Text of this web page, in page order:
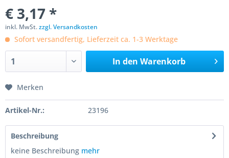
€ 3,17 *
inkl. MwSt.zzgl. Versandkosten
Sofort versandfertig, Lieferzeit ca. 1-3 Werktage
In den Warenkorb
Merken
Artikel-Nr.: 23196
Beschreibung
keine Beschreibung mehr